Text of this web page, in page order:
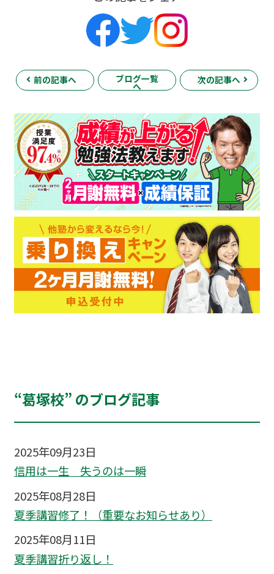
前の記事へ ブログ一覧
へ
次の記事へ
“葛塚校” のブログ記事
2025年09月23日
信用は一生 失うのは一瞬
2025年08月28日
夏季講習修了！（重要なお知らせあり）
2025年08月11日
夏季講習折り返し！